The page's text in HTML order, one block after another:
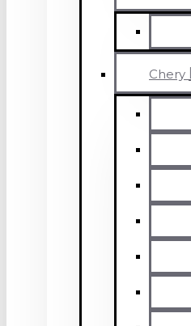
Chery